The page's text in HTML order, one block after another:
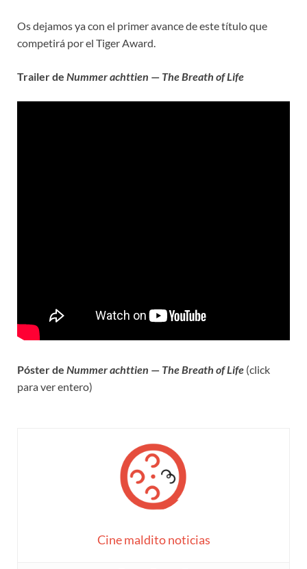
Os dejamos ya con el primer avance de este título que
competirá por el Tiger Award.
Trailer de Nummer achttien — The Breath of Life
Póster de Nummer achttien — The Breath of Life (click
para ver entero)
Cine maldito noticias